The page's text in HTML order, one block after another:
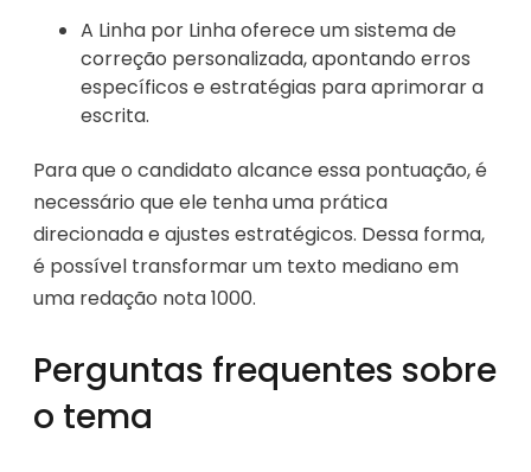
A Linha por Linha oferece um sistema de
correção personalizada, apontando erros
específicos e estratégias para aprimorar a
escrita.
Para que o candidato alcance essa pontuação, é
necessário que ele tenha uma prática
direcionada e ajustes estratégicos. Dessa forma,
é possível transformar um texto mediano em
uma redação nota 1000.
Perguntas frequentes sobre
o tema